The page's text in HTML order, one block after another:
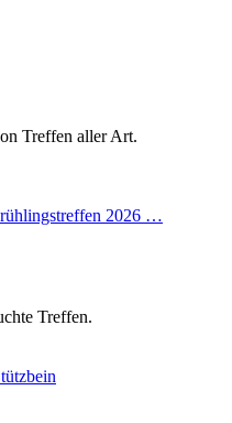
Treffen aller Art.
2026 …
Treffen.